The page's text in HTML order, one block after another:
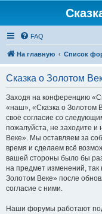
FAQ
На главную Список
Сказка о Золотом
Заходя на конференцию
«наш», «Сказка о Золотом
своё согласие со
пожалуйста, не заходите
Веке». Мы оставляем за
время и сделаем всё
вашей стороны было бы
на предмет изменений, так
Золотом Веке» после
согласие с ними.
Наши форумы работают